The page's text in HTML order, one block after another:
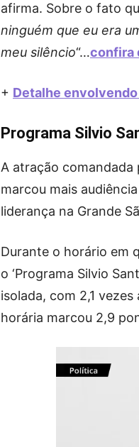
afirma. Sobre o fato
ninguém que eu era
meu silêncio“…confira
+ Detalhe
Programa Silvio
A atração
marcou mais
liderança na Grande
Durante o horário em
o ‘Programa Silvio
isolada, com 2,1
horária marcou 2,9